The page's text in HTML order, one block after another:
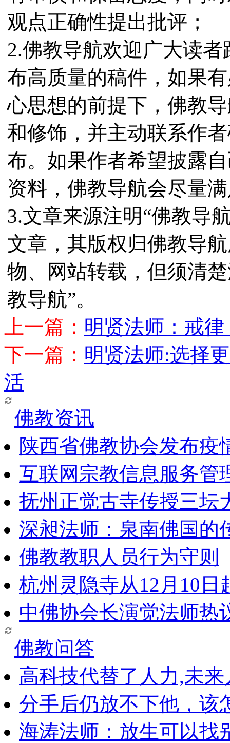
观点正确性提出批评；
2.佛教导航欢迎广大读
布高质量的稿件，如果
心思想的前提下，佛教
和修饰，并主动联系作
布。如果作者希望披露
资料，佛教导航会尽量
3.文章来源注明“佛教导
文章，其版权归佛教导
物、网站转载，但须清
教导航”。
上一篇： 明贤法师：戒
下一篇： 明贤法师:选择
活
佛教资讯
陕西省佛教协会发布疫
互联网宗教信息服务管
抚州正觉古寺传授三坛
深昶法师：泉南佛国的
佛教教职人员行为守则
杭州灵隐寺从12月10日
中佛协会长演觉法师热
佛教问答
高科技代替了人力,未
分手后仍放不下他，该
海涛法师：放生可以找